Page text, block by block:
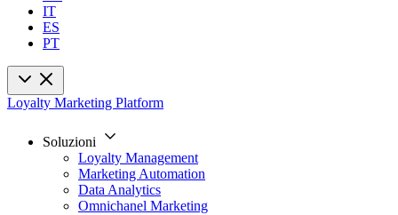
IT
ES
PT
Loyalty Marketing Platform
Soluzioni
Loyalty Management
Marketing Automation
Data Analytics
Omnichanel Marketing